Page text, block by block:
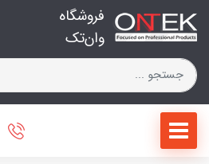
فروشگاه
وان‌تک